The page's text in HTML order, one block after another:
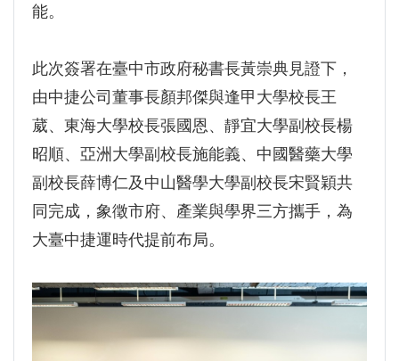
逢甲大學加東校友會 2025 Aug 31 聚會
逢甲大學泰國校友會45周年慶 暨第13、14屆
會長交接圓滿成功！
逢甲大學泰國校友會 第45週年會員大會 於昭披
耶河舉辦歡迎宴
逢甲資電科技與未來系列演講 10/14 簡良益 董
事長 (掌門精釀啤酒)
能。
此次簽署在臺中市政府秘書長黃崇典見證下，
由中捷公司董事長顏邦傑與逢甲大學校長王
葳、東海大學校長張國恩、靜宜大學副校長楊
昭順、亞洲大學副校長施能義、中國醫藥大學
副校長薛博仁及中山醫學大學副校長宋賢穎共
同完成，象徵市府、產業與學界三方攜手，為
大臺中捷運時代提前布局。